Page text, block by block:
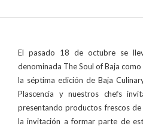
El pasado 18 de octubre se
denominada The Soul of Baja
la séptima edición de Baja
Plascencia y nuestros chefs
presentando productos frescos
la invitación a formar parte de